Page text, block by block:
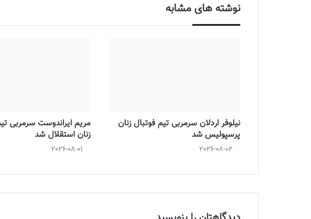
نوشته های مشابه
نیلوفر اردلان سرمربی تیم فوتبال زنان
پرسپولیس شد
2026-08-02
مریم ایراندوست سرمربی
زنان استقلال شد
2026-08-01